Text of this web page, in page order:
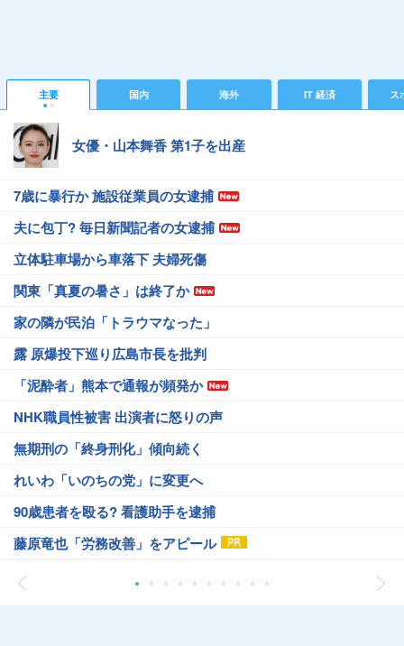
主要 国内 海外 IT 経済 ス
女優・山本舞香 第1子を出産
7歳に暴行か 施設従業員の女逮捕
夫に包丁? 毎日新聞記者の女逮捕
立体駐車場から車落下 夫婦死傷
関東「真夏の暑さ」は終了か
家の隣が民泊「トラウマなった」
露 原爆投下巡り広島市長を批判
「泥酔者」熊本で通報が頻発か
NHK職員性被害 出演者に怒りの声
無期刑の「終身刑化」傾向続く
れいわ「いのちの党」に変更へ
90歳患者を殴る? 看護助手を逮捕
藤原竜也「労務改善」をアピール